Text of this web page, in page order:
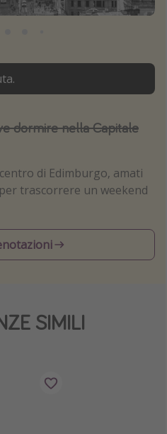
dormire nella Capitale
di Edimburgo, amati
trascorrere un weekend
SIMILI